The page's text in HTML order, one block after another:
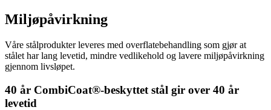
Miljøpåvirkning
Våre stålprodukter leveres med overflatebehandling som gjør at
stålet har lang levetid, mindre vedlikehold og lavere miljøpåvirkning
gjennom livsløpet.
40 år CombiCoat®-beskyttet stål gir over 40 år
levetid